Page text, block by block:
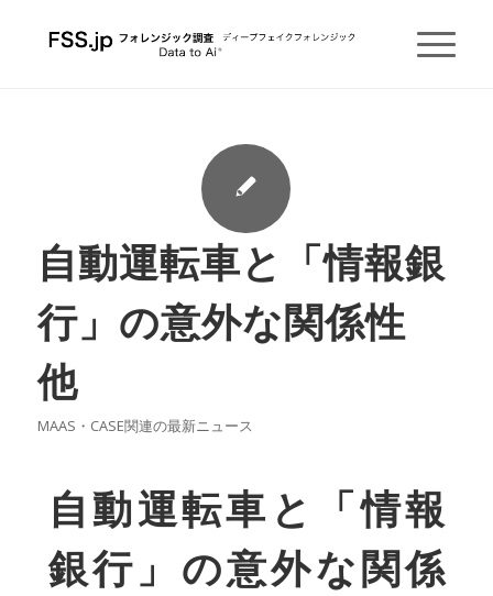
自動運転車と「情報銀
行」の意外な関係性
他
MAAS・CASE関連の最新ニュース
自動運転車と「情報
銀行」の意外な関係